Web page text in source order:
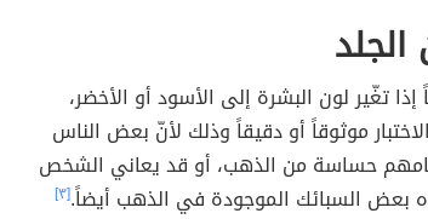
الجلد
إذا تغّير لون البشرة إلى الأسود أو الأخضر،
موثوقاً أو دقيقاً وذلك لأنّ بعض الناس
حساسة من الذهب، أو قد يعاني الشخص
بعض السبائك الموجودة في الذهب أيضاً.[٣]